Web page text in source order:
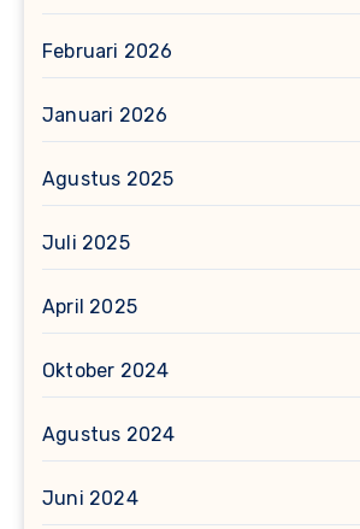
Februari 2026
Januari 2026
Agustus 2025
Juli 2025
April 2025
Oktober 2024
Agustus 2024
Juni 2024